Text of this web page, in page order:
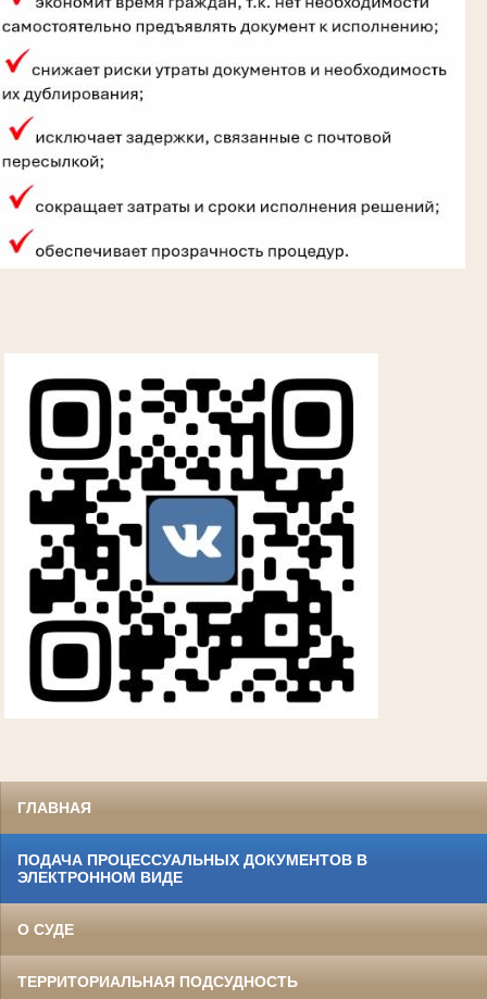
ГЛАВНАЯ
ПОДАЧА ПРОЦЕССУАЛЬНЫХ ДОКУМЕНТОВ В
ЭЛЕКТРОННОМ ВИДЕ
О СУДЕ
ТЕРРИТОРИАЛЬНАЯ ПОДСУДНОСТЬ